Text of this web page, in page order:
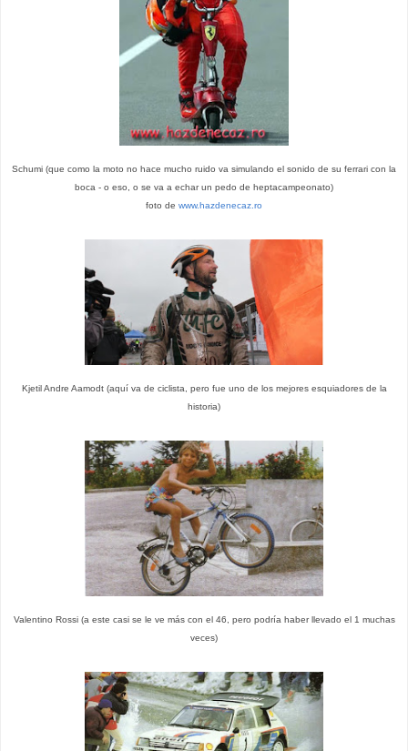
Schumi (que como la moto no hace mucho ruido va simulando el sonido de su ferrari con la
boca - o eso, o se va a echar un pedo de heptacampeonato)
foto de www.hazdenecaz.ro
Kjetil Andre Aamodt (aquí va de ciclista, pero fue uno de los mejores esquiadores de la
historia)
Valentino Rossi (a este casi se le ve más con el 46, pero podría haber llevado el 1 muchas
veces)